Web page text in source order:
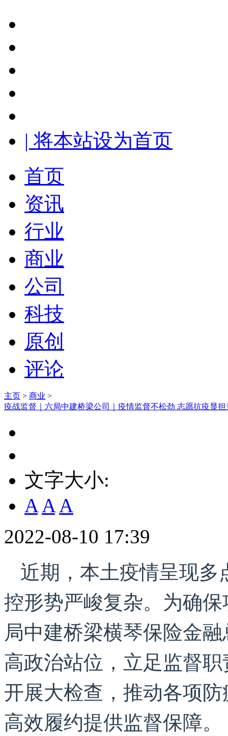
| 将本站设为首页
首页
资讯
行业
商业
公司
科技
原创
评论
主页 > 商业 >
疫战监督｜六局中建桥梁公司｜疫情监督不松劲 志愿抗疫显担
文字大小:
A A A
2022-08-10 17:39
近期，本土疫情呈现
控形势严峻复杂。为确
局中建桥梁横琴保险金
高政治站位，立足监督
开展大检查，推动各项
高效履约提供监督保障。